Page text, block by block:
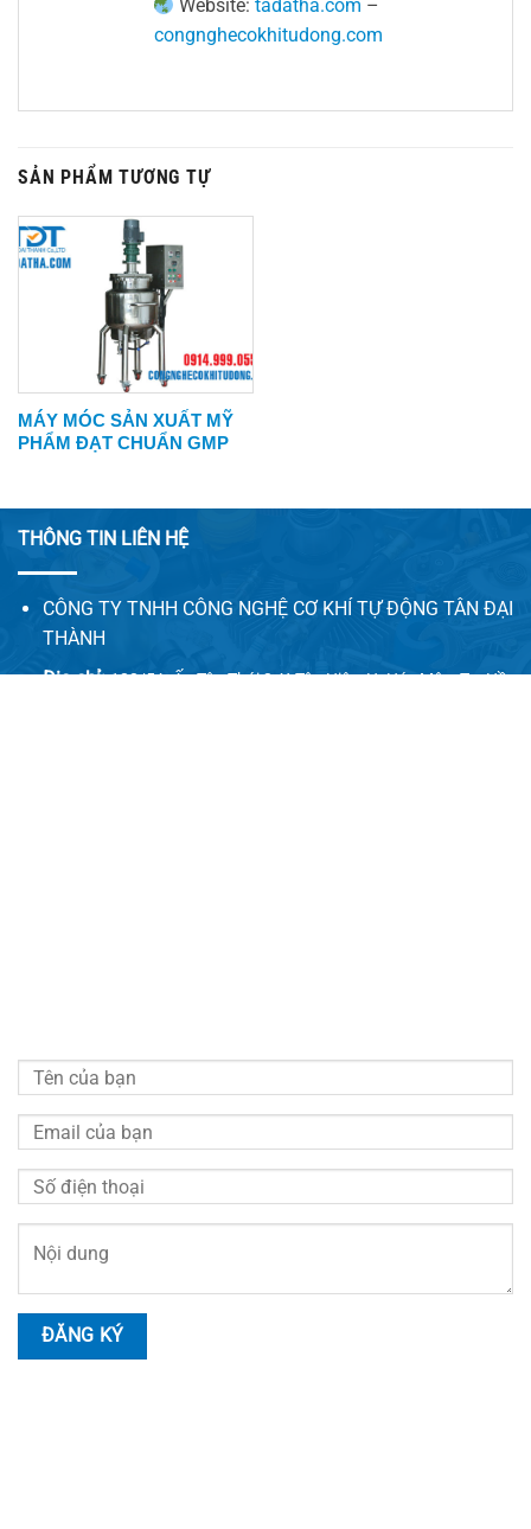
Website: tadatha.com –
congnghecokhitudong.com
SẢN PHẨM TƯƠNG TỰ
MÁY MÓC SẢN XUẤT MỸ
PHẨM ĐẠT CHUẨN GMP
THÔNG TIN LIÊN HỆ
CÔNG TY TNHH CÔNG NGHỆ CƠ KHÍ TỰ ĐỘNG TÂN ĐẠI
THÀNH
Địa chỉ:128/5A, Ấp Tân Thới 2, X.Tân Hiệp, H. Hóc Môn, Tp. Hồ